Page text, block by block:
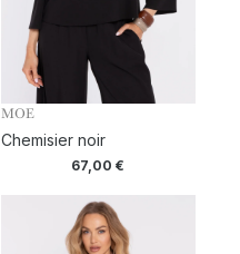
MOE
Chemisier noir
67,00€